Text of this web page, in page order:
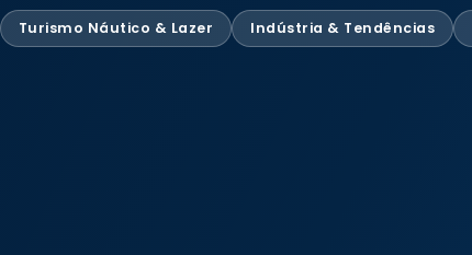
Turismo Náutico & Lazer Indústria & Tendências